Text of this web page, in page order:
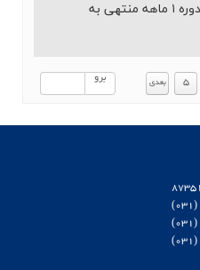
گزارش فعالیت ماهانه دوره ۱ ماهه منتهی به
5 بعدي برو